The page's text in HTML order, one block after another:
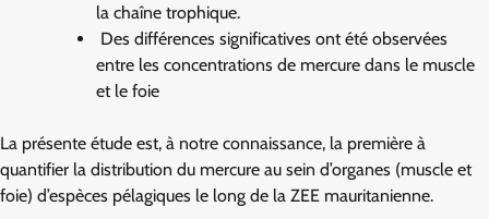
la chaîne trophique.
Des différences significatives ont été observées
entre les concentrations de mercure dans le muscle
et le foie
La présente étude est, à notre connaissance, la première à
quantifier la distribution du mercure au sein d’organes (muscle et
foie) d’espèces pélagiques le long de la ZEE mauritanienne.